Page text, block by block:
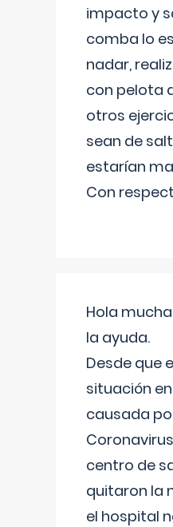
impacto y
comba lo
nadar,
con pelota
otros
sean de
estarían
Con
Hola
la ayuda.
Desde que
situación en
causada
centro de
quitaron la
el hospital